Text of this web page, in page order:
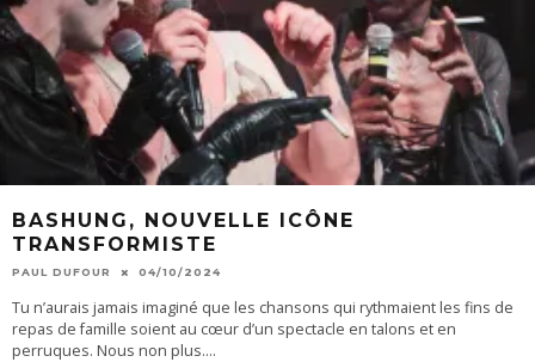
BASHUNG, NOUVELLE ICÔNE
TRANSFORMISTE
PAUL DUFOUR 04/10/2024
Tu n’aurais jamais imaginé que les chansons qui rythmaient les fins de
repas de famille soient au cœur d’un spectacle en talons et en
perruques. Nous non plus....